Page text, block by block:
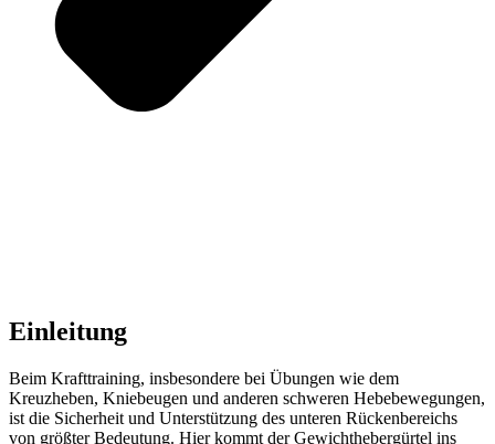
Einleitung
Beim Krafttraining, insbesondere bei Übungen wie dem
Kreuzheben, Kniebeugen und anderen schweren Hebebewegungen,
ist die Sicherheit und Unterstützung des unteren Rückenbereichs
von größter Bedeutung. Hier kommt der Gewichthebergürtel ins